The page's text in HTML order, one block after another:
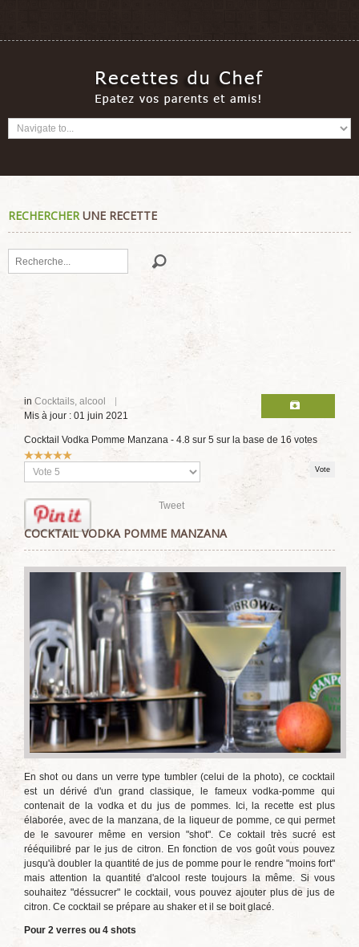
RECHERCHERUNE RECETTE
Rechercher
in Cocktails, alcool
Mis à jour : 01 juin 2021
Cocktail Vodka Pomme Manzana - 4.8 sur 5 sur la base de 16 votes
Vote
utilisateur:
Veuillez
voter
Tweet
COCKTAIL VODKA POMME MANZANA
En shot ou dans un verre type tumbler (celui de la photo), ce cocktail
est un dérivé d'un grand classique, le fameux vodka-pomme qui
contenait de la vodka et du jus de pommes. Ici, la recette est plus
élaborée, avec de la manzana, de la liqueur de pomme, ce qui permet
de le savourer même en version "shot". Ce coktail très sucré est
rééquilibré par le jus de citron. En fonction de vos goût vous pouvez
jusqu'à doubler la quantité de jus de pomme pour le rendre "moins fort"
mais attention la quantité d'alcool reste toujours la même. Si vous
souhaitez "déssucrer" le cocktail, vous pouvez ajouter plus de jus de
citron. Ce cocktail se prépare au shaker et il se boit glacé.
Pour 2 verres ou 4 shots